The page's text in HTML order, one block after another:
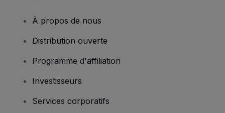
À propos de nous
Distribution ouverte
Programme d'affiliation
Investisseurs
Services corporatifs